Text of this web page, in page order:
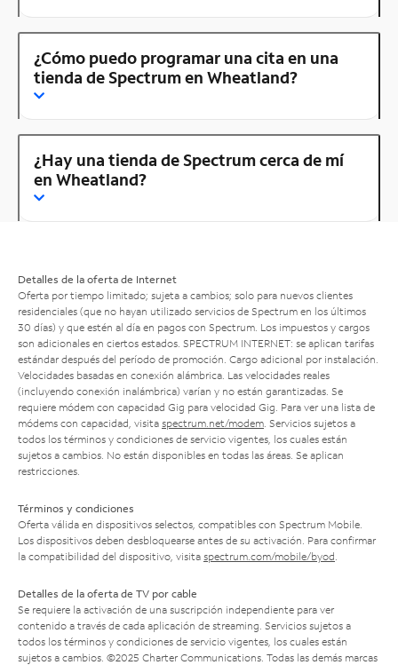
¿Cómo puedo programar una cita en una
tienda de Spectrum en Wheatland?
¿Hay una tienda de Spectrum cerca de mí
en Wheatland?
Detalles de la oferta de Internet
Oferta por tiempo limitado; sujeta a cambios; solo para nuevos clientes
residenciales (que no hayan utilizado servicios de Spectrum en los últimos
30 días) y que estén al día en pagos con Spectrum. Los impuestos y cargos
son adicionales en ciertos estados. SPECTRUM INTERNET: se aplican tarifas
estándar después del período de promoción. Cargo adicional por instalación.
Velocidades basadas en conexión alámbrica. Las velocidades reales
(incluyendo conexión inalámbrica) varían y no están garantizadas. Se
requiere módem con capacidad Gig para velocidad Gig. Para ver una lista de
módems con capacidad, visita spectrum.net/modem . Servicios sujetos a
todos los términos y condiciones de servicio vigentes, los cuales están
sujetos a cambios. No están disponibles en todas las áreas. Se aplican
restricciones.
Términos y condiciones
Oferta válida en dispositivos selectos, compatibles con Spectrum Mobile.
Los dispositivos deben desbloquearse antes de su activación. Para confirmar
la compatibilidad del dispositivo, visita spectrum.com/mobile/byod
Detalles de la oferta de TV por cable
Se requiere la activación de una suscripción independiente para ver
contenido a través de cada aplicación de streaming. Servicios sujetos a
todos los términos y condiciones de servicio vigentes, los cuales están
sujetos a cambios. ©2025 Charter Communications. Todas las demás marcas